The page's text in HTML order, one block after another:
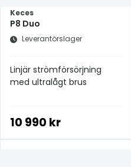
Keces
P8 Duo
Leverantörslager
Linjär strömförsörjning
med ultralågt brus
10 990 kr